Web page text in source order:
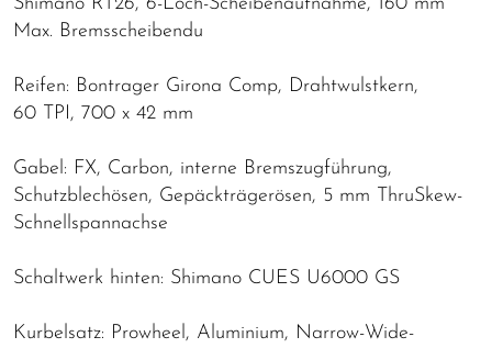
Max. Bremsscheibendu
Reifen: Bontrager Girona Comp, Drahtwulstkern,
60 TPI, 700 x 42 mm
Gabel: FX, Carbon, interne Bremszugführung,
Schutzblechösen, Gepäckträgerösen, 5 mm ThruSkew-
Schnellspannachse
Schaltwerk hinten: Shimano CUES U6000 GS
Kurbelsatz: Prowheel, Aluminium, Narrow-Wide-